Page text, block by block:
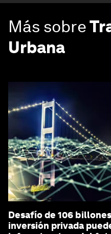
Más sobre
Urbana
Desafío de 106
inversión privada